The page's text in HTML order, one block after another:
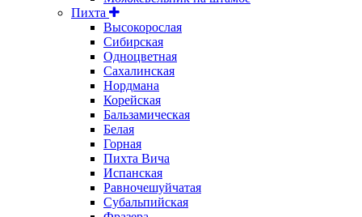
Пихта
Высокорослая
Сибирская
Одноцветная
Сахалинская
Нордмана
Корейская
Бальзамическая
Белая
Горная
Пихта Вича
Испанская
Равночешуйчатая
Субальпийская